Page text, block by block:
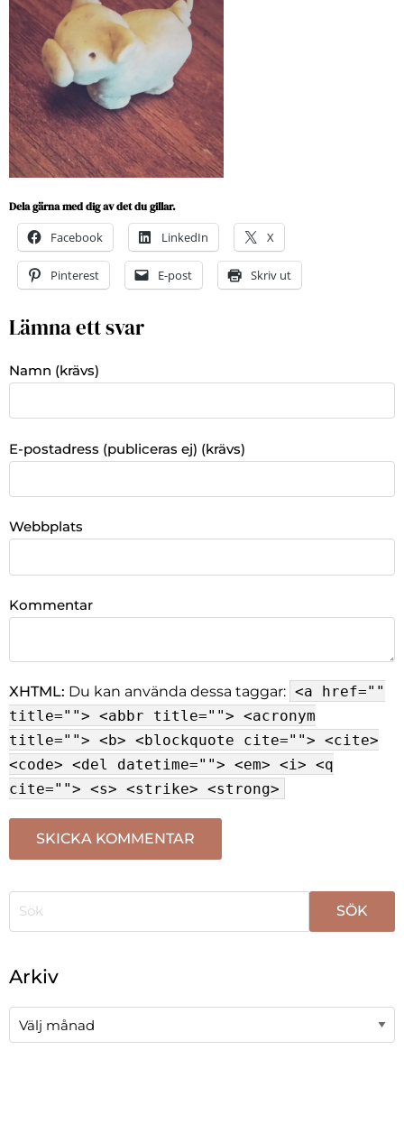
Dela gärna med dig av det du gillar.
Facebook LinkedIn X
Pinterest E-post Skriv ut
Lämna ett svar
Namn (krävs)
E-postadress (publiceras ej) (krävs)
Webbplats
Kommentar
XHTML: Du kan använda dessa taggar: <a href=""
title=""> <abbr title=""> <acronym
title=""> <b> <blockquote cite=""> <cite>
<code> <del datetime=""> <em> <i> <q
cite=""> <s> <strike> <strong>
Arkiv